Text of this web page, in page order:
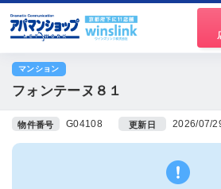
マンション
フォンテーヌ８１
物件番号 G04108 更新日 2026/07/